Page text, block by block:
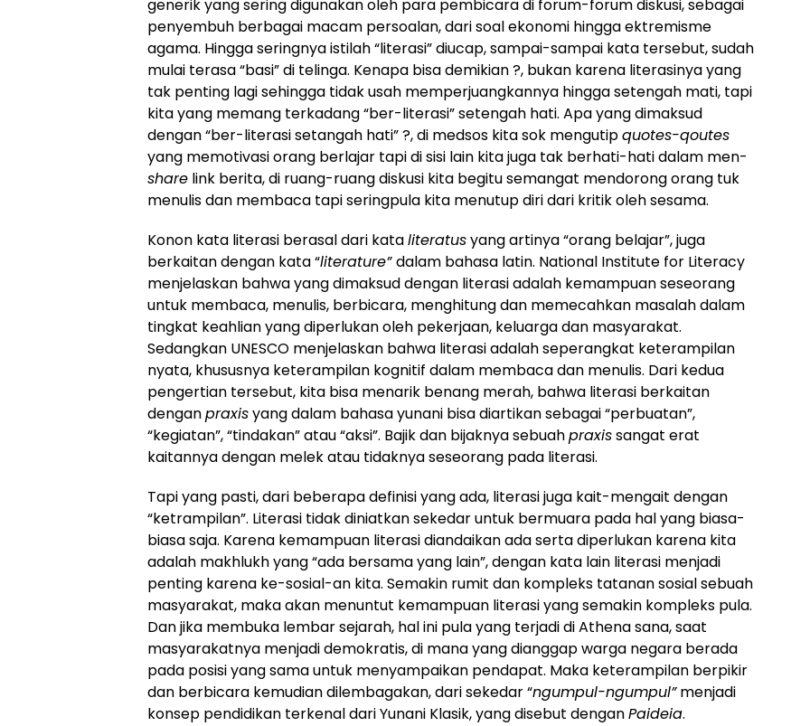
generik yang sering digunakan oleh para pembicara di forum-forum diskusi, sebagai
penyembuh berbagai macam persoalan, dari soal ekonomi hingga ektremisme
agama. Hingga seringnya istilah “literasi” diucap, sampai-sampai kata tersebut, sudah
mulai terasa “basi” di telinga. Kenapa bisa demikian ?, bukan karena literasinya yang
tak penting lagi sehingga tidak usah memperjuangkannya hingga setengah mati, tapi
kita yang memang terkadang “ber-literasi” setengah hati. Apa yang dimaksud
dengan “ber-literasi setangah hati” ?, di medsos kita sok mengutipquotes-qoutes
yang memotivasi orang berlajar tapi di sisi lain kita juga tak berhati-hati dalam men-
share link berita, di ruang-ruang diskusi kita begitu semangat mendorong orang tuk
menulis dan membaca tapi seringpula kita menutup diri dari kritik oleh sesama.
Konon kata literasi berasal dari kataliteratusyang artinya “orang belajar”, juga
berkaitan dengan kata “literature”dalam bahasa latin. National Institute for Literacy
menjelaskan bahwa yang dimaksud dengan literasi adalah kemampuan seseorang
untuk membaca, menulis, berbicara, menghitung dan memecahkan masalah dalam
tingkat keahlian yang diperlukan oleh pekerjaan, keluarga dan masyarakat.
Sedangkan UNESCO menjelaskan bahwa literasi adalah seperangkat keterampilan
nyata, khususnya keterampilan kognitif dalam membaca dan menulis. Dari kedua
pengertian tersebut, kita bisa menarik benang merah, bahwa literasi berkaitan
denganpraxisyang dalam bahasa yunani bisa diartikan sebagai “perbuatan”,
“kegiatan”, “tindakan” atau “aksi”. Bajik dan bijaknya sebuahpraxissangat erat
kaitannya dengan melek atau tidaknya seseorang pada literasi.
Tapi yang pasti, dari beberapa definisi yang ada, literasi juga kait-mengait dengan
“ketrampilan”. Literasi tidak diniatkan sekedar untuk bermuara pada hal yang biasa-
biasa saja. Karena kemampuan literasi diandaikan ada serta diperlukan karena kita
adalah makhlukh yang “ada bersama yang lain”, dengan kata lain literasi menjadi
penting karena ke-sosial-an kita. Semakin rumit dan kompleks tatanan sosial sebuah
masyarakat, maka akan menuntut kemampuan literasi yang semakin kompleks pula.
Dan jika membuka lembar sejarah, hal ini pula yang terjadi di Athena sana, saat
masyarakatnya menjadi demokratis, di mana yang dianggap warga negara berada
pada posisi yang sama untuk menyampaikan pendapat. Maka keterampilan berpikir
dan berbicara kemudian dilembagakan, dari sekedar ­“ngumpul-ngumpul”menjadi
konsep pendidikan terkenal dari Yunani Klasik, yang disebut denganPaideia.